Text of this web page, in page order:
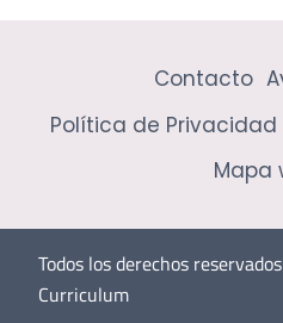
Contacto
Política de Privacidad
Mapa
Todos los derechos
Curriculum